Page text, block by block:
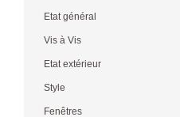
Etat général
Vis à Vis
Etat extérieur
Style
Fenêtres